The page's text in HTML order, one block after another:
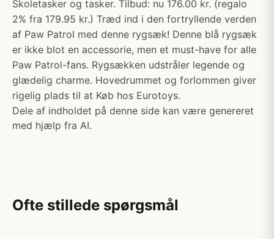
Skoletasker og tasker. Tilbud: nu 176.00 kr. (regalo
2% fra 179.95 kr.) Træd ind i den fortryllende verden
af Paw Patrol med denne rygsæk! Denne blå rygsæk
er ikke blot en accessorie, men et must-have for alle
Paw Patrol-fans. Rygsækken udstråler legende og
glædelig charme. Hovedrummet og forlommen giver
rigelig plads til at Køb hos Eurotoys.
Dele af indholdet på denne side kan være genereret
med hjælp fra AI.
Ofte stillede spørgsmål